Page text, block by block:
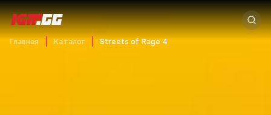
Главная Каталог Streets of Rage 4